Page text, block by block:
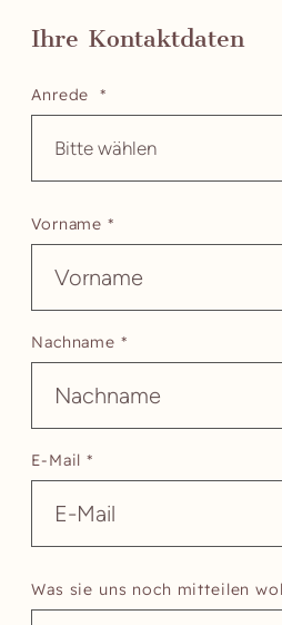
Ihre Kontaktdaten
Anrede *
Bitte wählen
Vorname *
Nachname *
E-Mail *
Was sie uns noch mitteilen